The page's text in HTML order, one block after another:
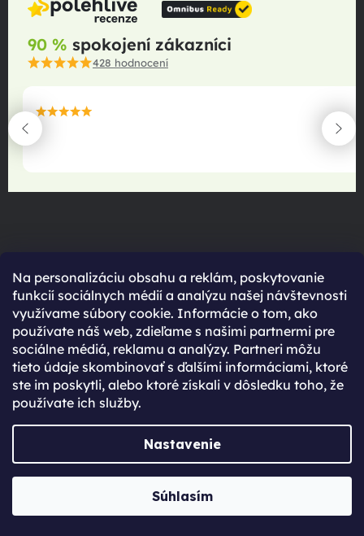
Na personalizáciu obsahu a reklám, poskytovanie
funkcií sociálnych médií a analýzu našej návštevnosti
využívame súbory cookie. Informácie o tom, ako
používate náš web, zdieľame s našimi partnermi pre
sociálne médiá, reklamu a analýzy. Partneri môžu
tieto údaje skombinovať s ďalšími informáciami, ktoré
ste im poskytli, alebo ktoré získali v dôsledku toho, že
používate ich služby.
Nastavenie
Súhlasím
90 % spokojení zákazníci
428 hodnocení
maximální spokojenost
22.06.2025
maximální spokojenost
22.06.2025